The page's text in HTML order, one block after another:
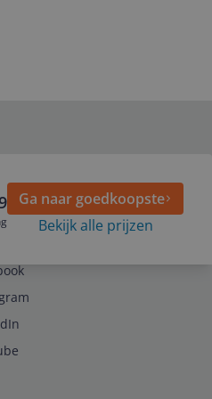
Ga naar goedkoopste
Bekijk alle prijzen